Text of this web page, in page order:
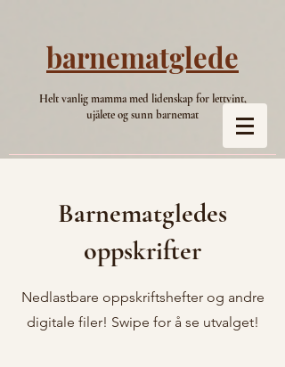
barnematglede
Helt vanlig mamma med lidenskap for lettvint,
ujålete og sunn barnemat
Barnematgledes
oppskrifter
Nedlastbare oppskriftshefter og andre
digitale filer! Swipe for å se utvalget!